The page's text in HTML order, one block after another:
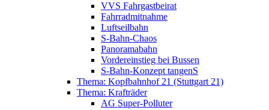
VVS Fahrgastbeirat
Fahrradmitnahme
Luftseilbahn
S-Bahn-Chaos
Panoramabahn
Vordereinstieg bei Bussen
S-Bahn-Konzept tangenS
Thema: Kopfbahnhof 21 (Stuttgart 21)
Thema: Krafträder
AG Super-Polluter